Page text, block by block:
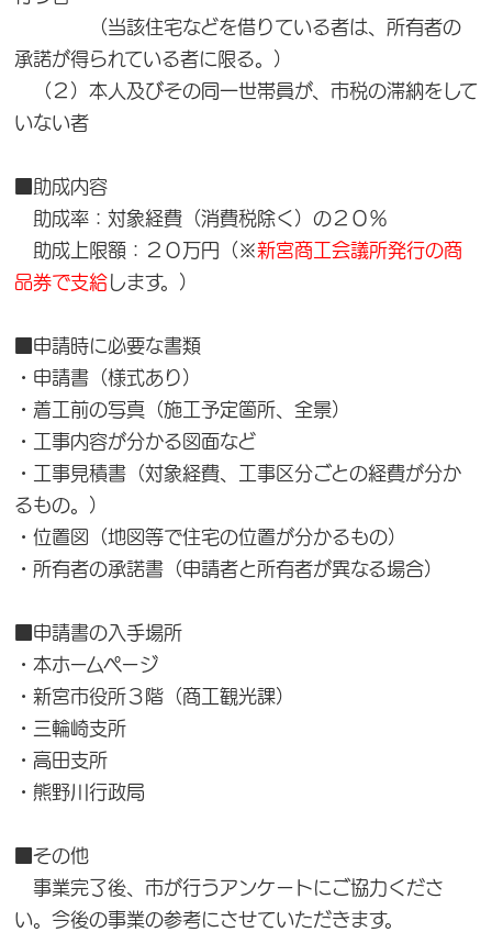
（当該住宅などを借りている者は、所有者の
承諾が得られている者に限る。）
（２）本人及びその同一世帯員が、市税の滞納をして
いない者
■助成内容
助成率：対象経費（消費税除く）の２０％
助成上限額：２０万円（※新宮商工会議所発行の商
品券で支給します。）
■申請時に必要な書類
・申請書（様式あり）
・着工前の写真（施工予定箇所、全景）
・工事内容が分かる図面など
・工事見積書（対象経費、工事区分ごとの経費が分か
るもの。）
・位置図（地図等で住宅の位置が分かるもの）
・所有者の承諾書（申請者と所有者が異なる場合）
■申請書の入手場所
・本ホームページ
・新宮市役所３階（商工観光課）
・三輪崎支所
・高田支所
・熊野川行政局
■その他
事業完了後、市が行うアンケートにご協力くださ
い。今後の事業の参考にさせていただきます。